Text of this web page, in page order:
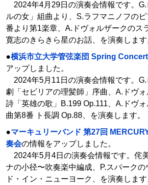
2024年4月29日の演奏会情報です。
ルの女」組曲より、S.ラフマニノフの
番より第1楽章、A.ドヴォルザークのス
寛志のきらきら星のお話、を演奏します
●横浜市立大学管弦楽団 Spring
アップしました。
2024年5月11日の演奏会情報です。G.
劇「セビリアの理髪師」序曲、A.ドヴ
詩「英雄の歌」B.199 Op.111、A.ドヴ
曲第8番 ト長調 Op.88、を演奏します。
●マーキュリーバンド 第27回
奏会の情報をアップしました。
2024年5月4日の演奏会情報です。侘
ナの小径〜吹奏楽中編成、P.スパークの
ド・イン・ニューヨーク、を演奏します